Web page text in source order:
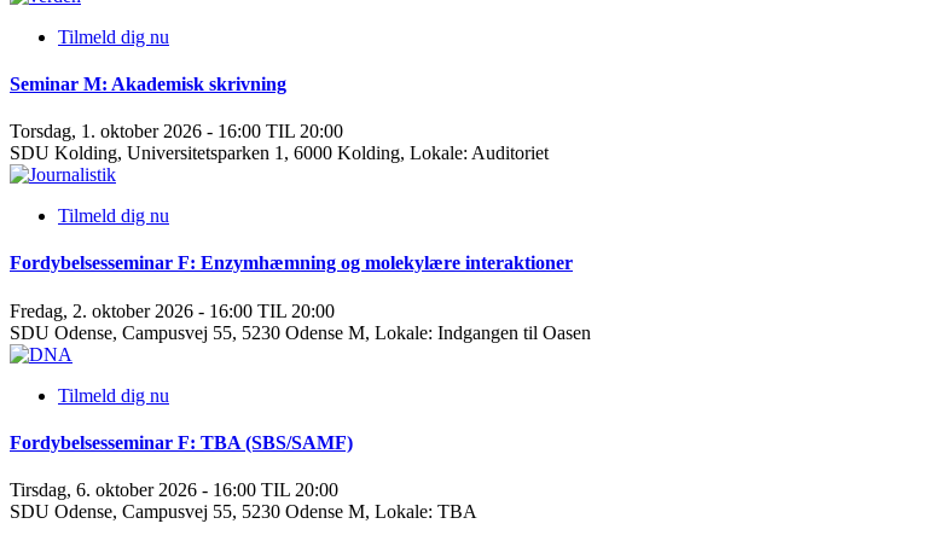
Tilmeld dig nu
Seminar M: Akademisk skrivning
Torsdag, 1. oktober 2026 - 16:00 TIL 20:00
SDU Kolding, Universitetsparken 1, 6000 Kolding, Lokale: Auditoriet
Tilmeld dig nu
Fordybelsesseminar F: Enzymhæmning og molekylære interaktioner
Fredag, 2. oktober 2026 - 16:00 TIL 20:00
SDU Odense, Campusvej 55, 5230 Odense M, Lokale: Indgangen til Oasen
Tilmeld dig nu
Fordybelsesseminar F: TBA (SBS/SAMF)
Tirsdag, 6. oktober 2026 - 16:00 TIL 20:00
SDU Odense, Campusvej 55, 5230 Odense M, Lokale: TBA